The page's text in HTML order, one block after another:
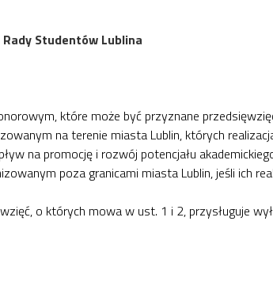
Studentów Lublina
które może być przyznane
na terenie miasta Lublin, których
na promocję i rozwój potencjału
poza granicami miasta Lublin, jeśli ich
o których mowa w ust. 1 i 2, przysługuje